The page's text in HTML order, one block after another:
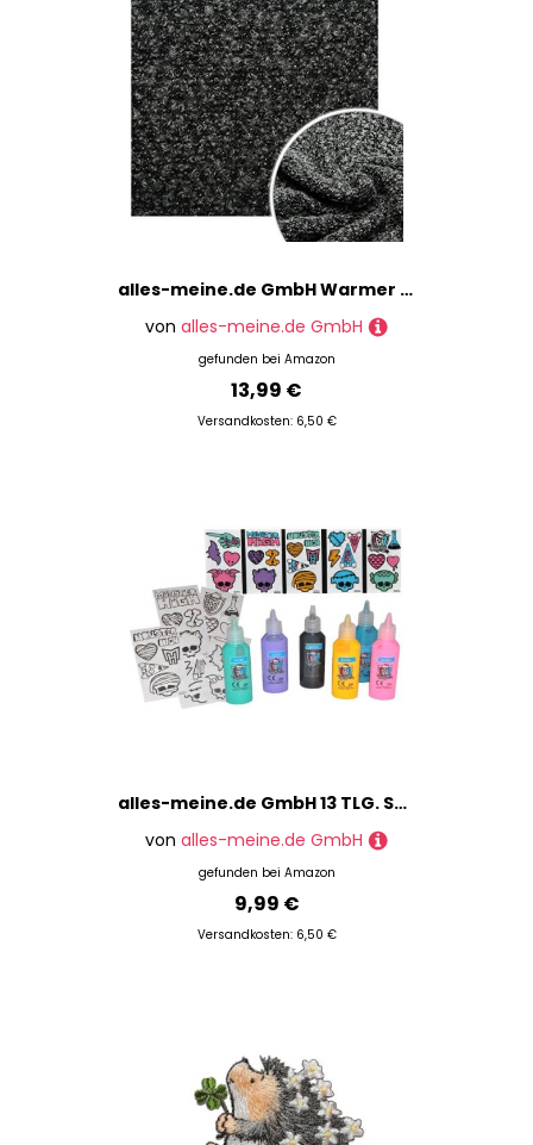
alles-meine.de GmbH Warmer Wollstoff/Boucle Stoff - Meterware am Stück - dunkel grau/schwarz - Wolle - Wollstrick - Schlingenstoff - 100% Polyester - Winterstoff - Stoffe Mu..
von alles-meine.de GmbH
gefunden bei Amazon
13,99 €
Versandkosten: 6,50 €
alles-meine.de GmbH 13 TLG. Set Glasmalfarbe und Vorlagen - Monster High - Bastelset Malen Malset Vampire Mädchen Zubehör Tube
von alles-meine.de GmbH
gefunden bei Amazon
9,99 €
Versandkosten: 6,50 €